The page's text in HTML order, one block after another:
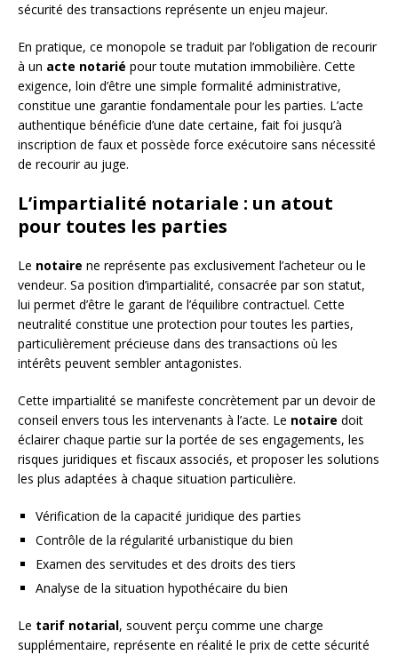
sécurité des transactions représente un enjeu majeur.
En pratique, ce monopole se traduit par l’obligation de recourir
à un acte notarié pour toute mutation immobilière. Cette
exigence, loin d’être une simple formalité administrative,
constitue une garantie fondamentale pour les parties. L’acte
authentique bénéficie d’une date certaine, fait foi jusqu’à
inscription de faux et possède force exécutoire sans nécessité
de recourir au juge.
L’impartialité notariale : un atout
pour toutes les parties
Le notaire ne représente pas exclusivement l’acheteur ou le
vendeur. Sa position d’impartialité, consacrée par son statut,
lui permet d’être le garant de l’équilibre contractuel. Cette
neutralité constitue une protection pour toutes les parties,
particulièrement précieuse dans des transactions où les
intérêts peuvent sembler antagonistes.
Cette impartialité se manifeste concrètement par un devoir de
conseil envers tous les intervenants à l’acte. Le notaire doit
éclairer chaque partie sur la portée de ses engagements, les
risques juridiques et fiscaux associés, et proposer les solutions
les plus adaptées à chaque situation particulière.
Vérification de la capacité juridique des parties
Contrôle de la régularité urbanistique du bien
Examen des servitudes et des droits des tiers
Analyse de la situation hypothécaire du bien
Le tarif notarial, souvent perçu comme une charge
supplémentaire, représente en réalité le prix de cette sécurité